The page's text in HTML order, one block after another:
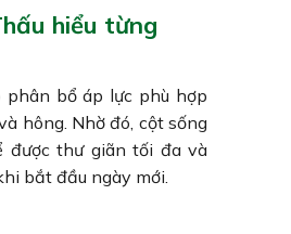
hiểu từng
bổ áp lực phù hợp
hông. Nhờ đó, cột sống
được thư giãn tối đa và
bắt đầu ngày mới.